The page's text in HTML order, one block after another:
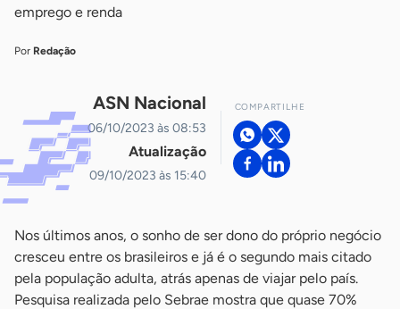
emprego e renda
Por Redação
ASN Nacional
06/10/2023 às 08:53
Atualização
09/10/2023 às 15:40
COMPARTILHE
Nos últimos anos, o sonho de ser dono do próprio negócio
cresceu entre os brasileiros e já é o segundo mais citado
pela população adulta, atrás apenas de viajar pelo país.
Pesquisa realizada pelo Sebrae mostra que quase 70%